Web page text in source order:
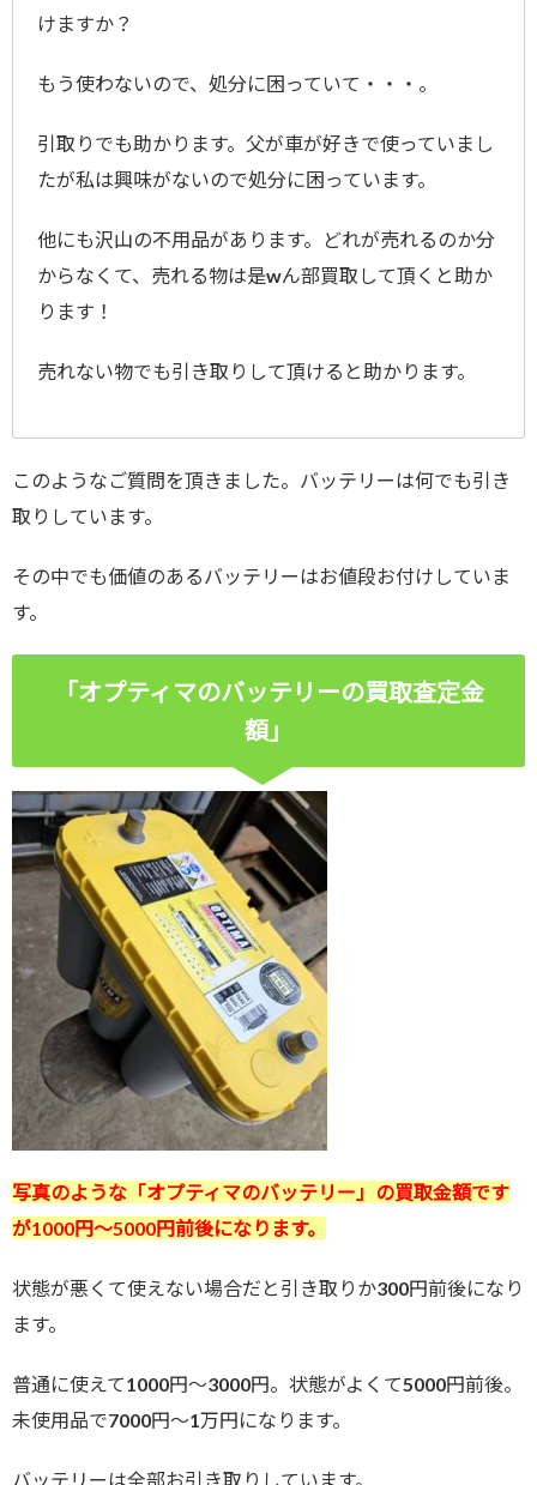
けますか？
もう使わないので、処分に困っていて・・・。
引取りでも助かります。父が車が好きで使っていまし
たが私は興味がないので処分に困っています。
他にも沢山の不用品があります。どれが売れるのか分
からなくて、売れる物は是wん部買取して頂くと助か
ります！
売れない物でも引き取りして頂けると助かります。
このようなご質問を頂きました。バッテリーは何でも引き
取りしています。
その中でも価値のあるバッテリーはお値段お付けしていま
す。
「オプティマのバッテリーの買取査定金
額」
写真のような 「オプティマのバッテリー」の買取金額です
が1000円～5000円前後になります。
状態が悪くて使えない場合だと引き取りか300円前後になり
ます。
普通に使えて1000円～3000円。状態がよくて5000円前後。
未使用品で7000円～1万円になります。
バッテリーは全部お引き取りしています。